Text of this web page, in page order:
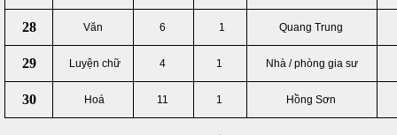
28 Văn 6 1 Quang Trung
29 Luyện chữ 4 1 Nhà / phòng gia sư
30 Hoá 11 1 Hồng Sơn